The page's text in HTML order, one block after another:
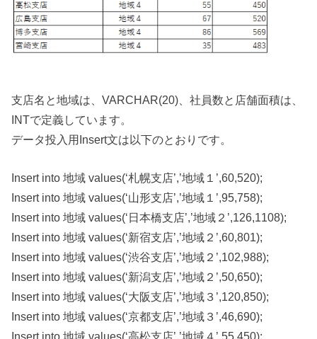
支店名と地域は、VARCHAR(20)、社員数と店舗面積は、
INTで定義しています。
データ投入用Insert文は以下のとおりです。
Insert into 地域 values(‘札幌支店’,’地域１’,60,520);
Insert into 地域 values(‘山形支店’,’地域１’,95,758);
Insert into 地域 values(‘日本橋支店’,’地域２’,126,1108);
Insert into 地域 values(‘新宿支店’,’地域２’,60,801);
Insert into 地域 values(‘渋谷支店’,’地域２’,102,988);
Insert into 地域 values(‘新潟支店’,’地域２’,50,650);
Insert into 地域 values(‘大阪支店’,’地域３’,120,850);
Insert into 地域 values(‘京都支店’,’地域３’,46,690);
Insert into 地域 values(‘高松支店’,’地域４’,55,450);